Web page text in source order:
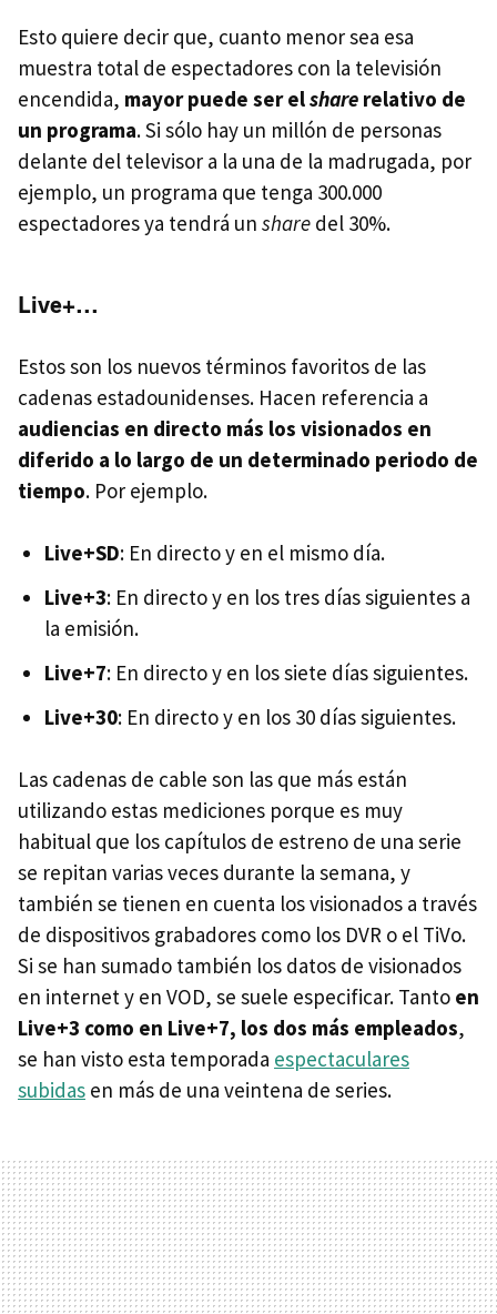
Esto quiere decir que, cuanto menor sea esa
muestra total de espectadores con la televisión
encendida, mayor puede ser elshare relativo de
un programa. Si sólo hay un millón de personas
delante del televisor a la una de la madrugada, por
ejemplo, un programa que tenga 300.000
espectadores ya tendrá un share del 30%.
Live+...
Estos son los nuevos términos favoritos de las
cadenas estadounidenses. Hacen referencia a
audiencias en directo más los visionados en
diferido a lo largo de un determinado periodo de
tiempo. Por ejemplo.
Live+SD: En directo y en el mismo día.
Live+3: En directo y en los tres días siguientes a
la emisión.
Live+7: En directo y en los siete días siguientes.
Live+30: En directo y en los 30 días siguientes.
Las cadenas de cable son las que más están
utilizando estas mediciones porque es muy
habitual que los capítulos de estreno de una serie
se repitan varias veces durante la semana, y
también se tienen en cuenta los visionados a través
de dispositivos grabadores como los DVR o el TiVo.
Si se han sumado también los datos de visionados
en internet y en VOD, se suele especificar. Tanto en
Live+3 como en Live+7, los dos más empleados,
se han visto esta temporada espectaculares
subidas en más de una veintena de series.